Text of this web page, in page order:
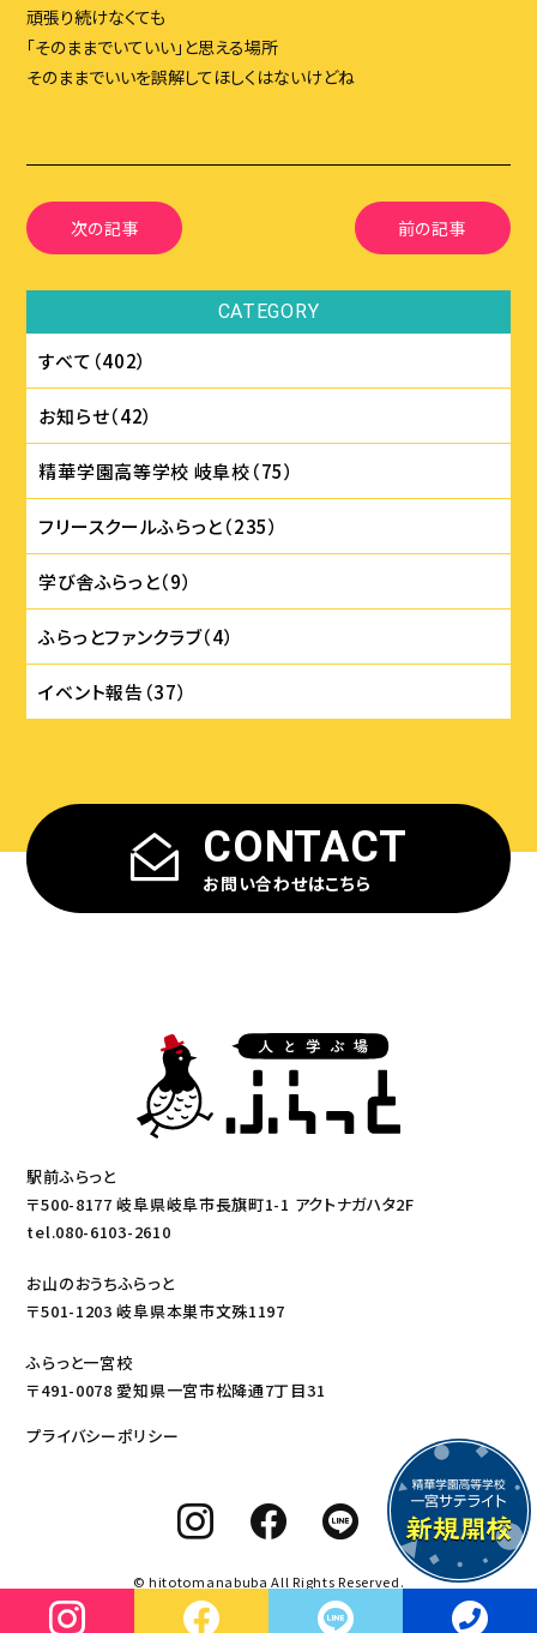
頑張り続けなくても
「そのままでいていい」と思える場所
そのままでいいを誤解してほしくはないけどね
次の記事 前の記事
CATEGORY
すべて（402）
お知らせ（42）
精華学園⾼等学校 岐⾩校（75）
フリースクールふらっと（235）
学び舎ふらっと（9）
ふらっとファンクラブ（4）
イベント報告（37）
CONTACT
お問い合わせはこちら
駅前ふらっと
〒500-8177 岐阜県岐阜市長旗町1-1 アクトナガハタ2F
tel.080-6103-2610
お山のおうちふらっと
〒501-1203 岐阜県本巣市文殊1197
ふらっと一宮校
〒491-0078 愛知県一宮市松降通7丁目31
プライバシーポリシー
© hitotomanabuba All Rights Reserved.